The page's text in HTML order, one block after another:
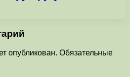
опубликован. Обязательные